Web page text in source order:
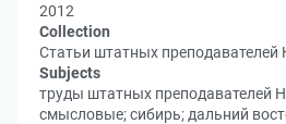
2012
Collection
Статьи штатных преподавателей
Subjects
труды штатных преподавателей
смысловые; сибирь; дальний